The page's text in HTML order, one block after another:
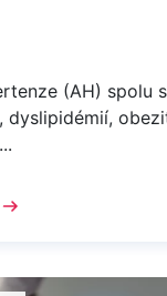
(AH) spolu
dyslipidémií,